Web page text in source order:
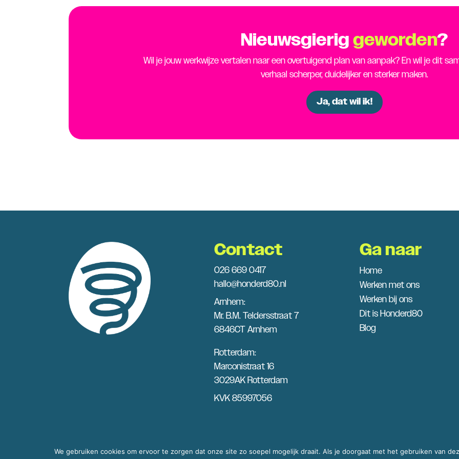
Nieuwsgieriggeworden?
Wil je jouw werkwijze vertalen naar een overtuigend plan van aanpak? En wil je dit
verhaal scherper, duidelijker en sterker maken.
Ja, dat wil ik!
Contact
026 669 0417
hallo@honderd80.nl
Arnhem:
Mr. B.M. Teldersstraat 7
6846CT Arnhem
Rotterdam:
Marconistraat 16
3029AK Rotterdam
KVK 85997056
Ga naar
Home
Werken met ons
Werken bij ons
Dit is Honderd80
Blog
© 2025 – Honderd80
We gebruiken cookies om ervoor te zorgen dat onze site zo soepel mogelijk draait. Als je doorgaat met het gebruiken van